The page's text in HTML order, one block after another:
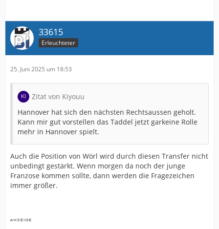
33615
Erleuchteter
25. Juni 2025 um 18:53
Zitat von Kiyouu
Hannover hat sich den nächsten Rechtsaussen geholt.
Kann mir gut vorstellen das Taddel jetzt garkeine Rolle
mehr in Hannover spielt.
Auch die Position von Wörl wird durch diesen Transfer nicht
unbedingt gestärkt. Wenn morgen da noch der junge
Franzose kommen sollte, dann werden die Fragezeichen
immer größer.